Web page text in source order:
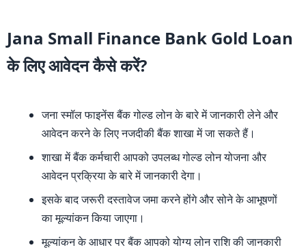
Jana Small Finance Bank Gold Loan
के लिए आवेदन कैसे करें?
जना स्मॉल फाइनेंस बैंक गोल्ड लोन के बारे में जानकारी लेने और
आवेदन करने के लिए नजदीकी बैंक शाखा में जा सकते हैं।
शाखा में बैंक कर्मचारी आपको उपलब्ध गोल्ड लोन योजना और
आवेदन प्रक्रिया के बारे में जानकारी देगा।
इसके बाद जरूरी दस्तावेज जमा करने होंगे और सोने के आभूषणों
का मूल्यांकन किया जाएगा।
मूल्यांकन के आधार पर बैंक आपको योग्य लोन राशि की जानकारी